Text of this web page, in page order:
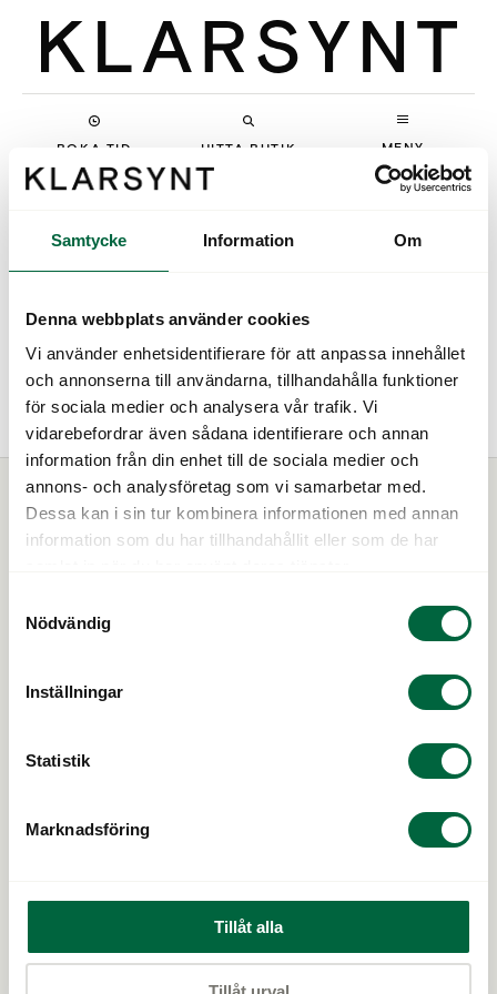
Samtycke Information Om
Denna webbplats använder cookies
Vi använder enhetsidentifierare för att anpassa innehållet
och annonserna till användarna, tillhandahålla funktioner
för sociala medier och analysera vår trafik. Vi
vidarebefordrar även sådana identifierare och annan
information från din enhet till de sociala medier och
annons- och analysföretag som vi samarbetar med.
Dessa kan i sin tur kombinera informationen med annan
information som du har tillhandahållit eller som de har
Nödvändig
Inställningar
Statistik
Marknadsföring
Tillåt alla
BOKA TID HITTA BUTIK MENY
Prada
Vi är Klarsynt Bli en del av Klarsynt
Kontakta oss
Butiker till salu